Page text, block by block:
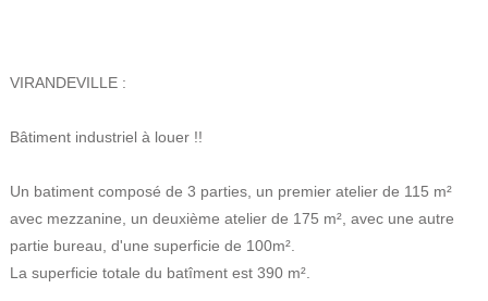
VIRANDEVILLE :
Bâtiment industriel à louer !!
Un batiment composé de 3 parties, un premier atelier de 115 m²
avec mezzanine, un deuxième atelier de 175 m², avec une autre
partie bureau, d'une superficie de 100m².
La superficie totale du batîment est 390 m².